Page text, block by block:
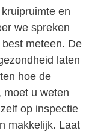
en
we spreken
meteen. De
laten
hoe de
moet u weten
op inspectie
makkelijk. Laat